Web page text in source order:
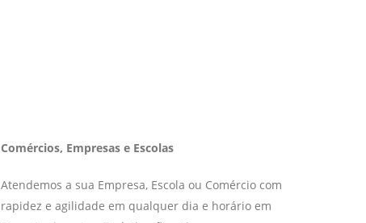
Comércios, Empresas e Escolas
Atendemos a sua Empresa, Escola ou Comércio com
rapidez e agilidade em qualquer dia e horário em